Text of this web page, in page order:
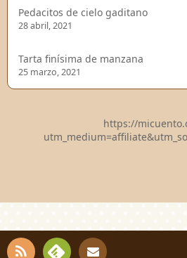
Pedacitos de cielo gaditano
28 abril, 2021
Tarta finísima de manzana
25 marzo, 2021
https://